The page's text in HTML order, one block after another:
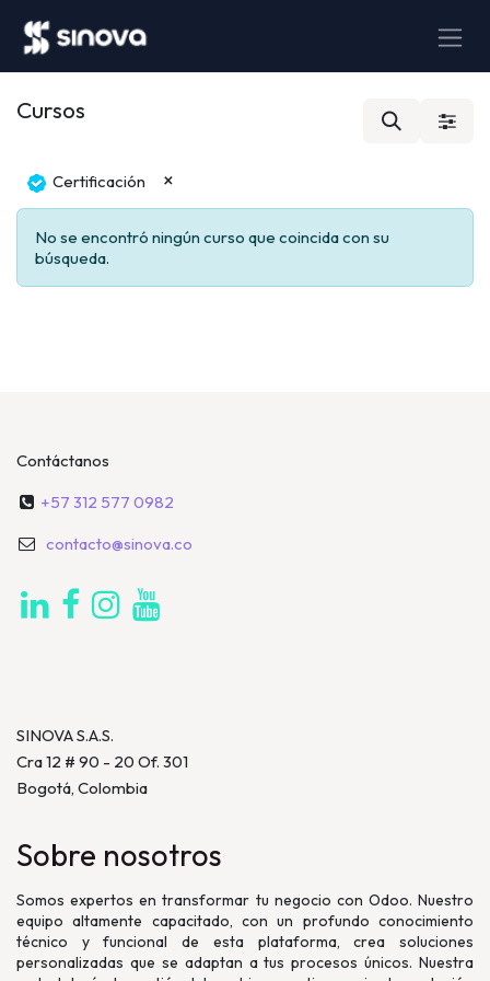
Cursos
Certificación ×
No se encontró ningún curso que coincida con su
búsqueda.
Contáctanos
+57 312 577 0982
contacto@sinova.co
SINOVA S.A.S.
Cra 12 # 90 - 20 Of. 301
Bogotá, Colombia
Sobre nosotros
Somos expertos en transformar tu negocio con Odoo. Nuestro
equipo altamente capacitado, con un profundo conocimiento
técnico y funcional de esta plataforma, crea soluciones
personalizadas que se adaptan a tus procesos únicos. Nuestra